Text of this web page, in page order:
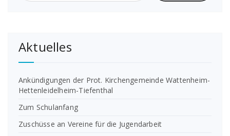
Aktuelles
Ankündigungen der Prot. Kirchengemeinde Wattenheim-
Hettenleidelheim-Tiefenthal
Zum Schulanfang
Zuschüsse an Vereine für die Jugendarbeit